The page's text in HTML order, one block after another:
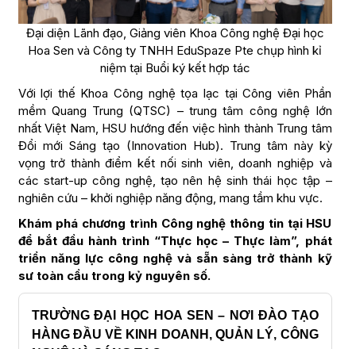
Đại diện Lãnh đạo, Giảng viên Khoa Công nghệ Đại học
Hoa Sen và Công ty TNHH EduSpaze Pte chụp hình kỉ
niệm tại Buổi ký kết hợp tác
Với lợi thế Khoa Công nghệ tọa lạc tại Công viên Phần
mềm Quang Trung (QTSC) – trung tâm công nghệ lớn
nhất Việt Nam, HSU hướng đến việc hình thành Trung tâm
Đổi mới Sáng tạo (Innovation Hub). Trung tâm này kỳ
vọng trở thành điểm kết nối sinh viên, doanh nghiệp và
các start-up công nghệ, tạo nên hệ sinh thái học tập –
nghiên cứu – khởi nghiệp năng động, mang tầm khu vực.
Khám phá chương trình Công nghệ thông tin tại HSU
để bắt đầu hành trình “Thực học – Thực làm”, phát
triển năng lực công nghệ và sẵn sàng trở thành kỹ
sư toàn cầu trong kỷ nguyên số.
TRƯỜNG ĐẠI HỌC HOA SEN – NƠI ĐÀO TẠO
HÀNG ĐẦU VỀ KINH DOANH, QUẢN LÝ, CÔNG